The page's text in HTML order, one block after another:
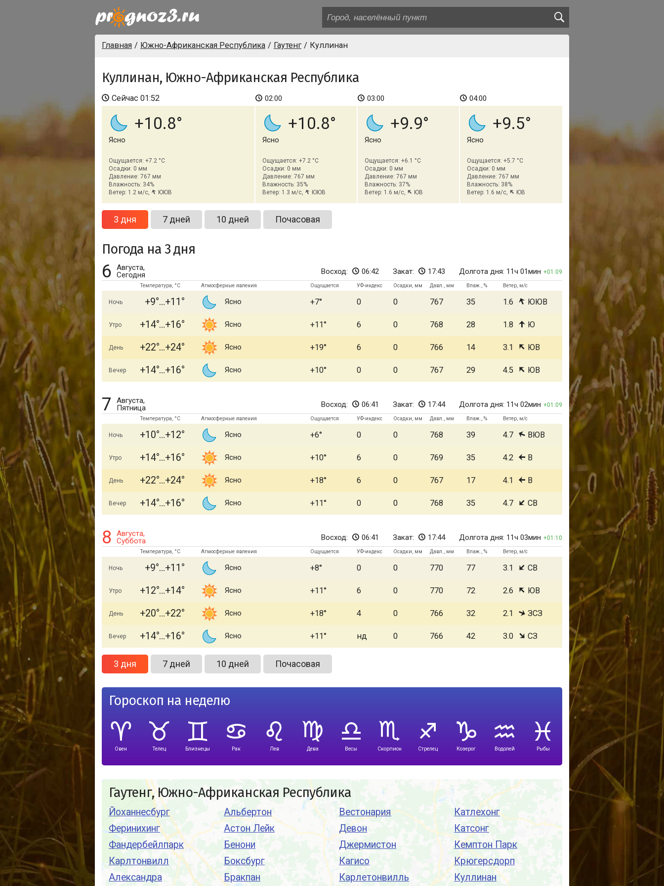
Главная Южно-Африканская Республика Гаутенг Куллинан
Куллинан, Южно-Африканская Республика
Сейчас 01:52
+10.8
Ясно
Ощущается: +7.2 °C
Осадки: 0 мм
Давление: 767 мм
Влажность: 34%
Ветер: 1.2 м/с,
ЮЮВ
02:00
+10.8
Ясно
Ощущается: +7.2 °C
Осадки: 0 мм
Давление: 767 мм
Влажность: 35%
Ветер: 1.3 м/с,
ЮЮВ
03:00
+9.9
Ясно
Ощущается: +6.1 °C
Осадки: 0 мм
Давление: 767 мм
Влажность: 37%
Ветер: 1.6 м/с,
ЮВ
04:00
+9.5
Ясно
Ощущается: +5.7 °C
Осадки: 0 мм
Давление: 767 мм
Влажность: 38%
Ветер: 1.6 м/с,
ЮВ
3 дня 7 дней 10 дней Почасовая
Погода на 3 дня
6
Августа,
Сегодня
Восход: 06:42 Закат: 17:43 Долгота дня: 11ч 01мин 01:09
Температура, °C Атмосферные явления Ощущается УФ-индекс Осадки, мм Давл., мм Влаж., % Ветер, м/с
Ночь +9 +11 Ясно +7 0 0 767 35 1.6 ЮЮВ
Утро +14 +16 Ясно +11 6 0 768 28 1.8 Ю
День +22 +24 Ясно +19 6 0 766 14 3.1 ЮВ
Вечер +14 +16 Ясно +10 0 0 767 29 4.5 ЮВ
7
Августа,
Пятница
Восход: 06:41 Закат: 17:44 Долгота дня: 11ч 02мин 01:09
Температура, °C Атмосферные явления Ощущается УФ-индекс Осадки, мм Давл., мм Влаж., % Ветер, м/с
Ночь +10 +12 Ясно +6 0 0 768 39 4.7 ВЮВ
Утро +14 +16 Ясно +10 6 0 769 35 4.2 В
День +22 +24 Ясно +18 6 0 767 17 4.1 В
Вечер +14 +16 Ясно +11 0 0 768 35 4.7 СВ
8
Августа,
Суббота
Восход: 06:41 Закат: 17:44 Долгота дня: 11ч 03мин 01:10
Температура, °C Атмосферные явления Ощущается УФ-индекс Осадки, мм Давл., мм Влаж., % Ветер, м/с
Ночь +9 +11 Ясно +8 0 0 770 77 3.1 СВ
Утро +12 +14 Ясно +11 6 0 770 72 2.6 ЮВ
День +20 +22 Ясно +18 4 0 766 32 2.1 ЗСЗ
Вечер +14 +16 Ясно +11 нд 0 766 42 3.0 СЗ
3 дня 7 дней 10 дней Почасовая
Гороскоп на неделю
Овен Телец Близнецы Рак Лев Дева Весы Скорпион Стрелец Козерог Водолей Рыбы
Гаутенг, Южно-Африканская Республика
Йоханнесбург
Феринихинг
Фандербейлпарк
Карлтонвилл
Александра
Альбертон
Астон Лейк
Бенони
Боксбург
Бракпан
Вестонария
Девон
Джермистон
Кагисо
Карлетонвилль
Катлехонг
Катсонг
Кемптон Парк
Крюгерсдорп
Куллинан